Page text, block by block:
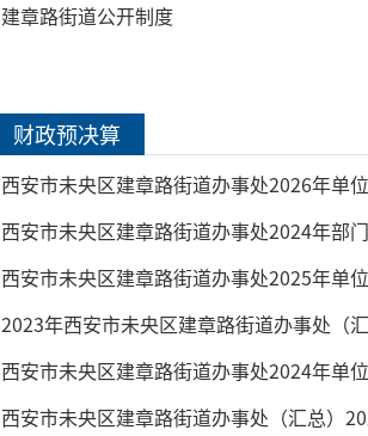
建章路街道公开制度
财政预决算
西安市未央区建章路街道办事处2026年单
西安市未央区建章路街道办事处2024年部
西安市未央区建章路街道办事处2025年单
2023年西安市未央区建章路街道办事处（
西安市未央区建章路街道办事处2024年单
西安市未央区建章路街道办事处（汇总）